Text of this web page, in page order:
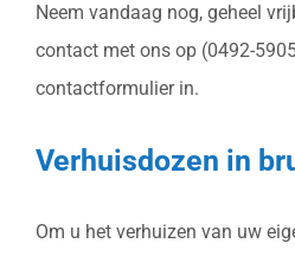
Neem vandaag nog, geheel
contact met ons op (0492-
contactformulier in.
Verhuisdozen in
Om u het verhuizen van uw